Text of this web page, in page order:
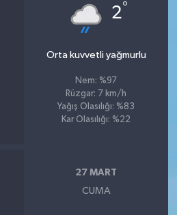
2°
Orta kuvvetli yağmurlu
Nem: %97
Rüzgar: 7 km/h
Yağış Olasılığı: %83
Kar Olasılığı: %22
27 MART
CUMA